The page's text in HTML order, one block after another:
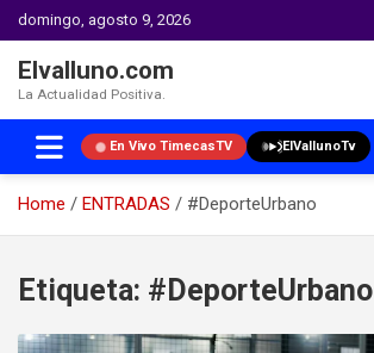
domingo, agosto 9, 2026
Elvalluno.com
La Actualidad Positiva.
En Vivo TimecasTV ElVallunoTv
Home ENTRADAS
#DeporteUrbano
content
Etiqueta: #DeporteUrbano